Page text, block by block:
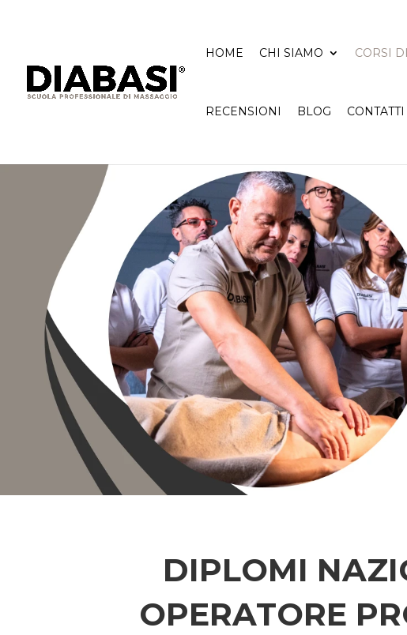
HOME CHI SIAMO CORSI
RECENSIONI BLOG CONTATTI
DIPLOMI
OPERATORE